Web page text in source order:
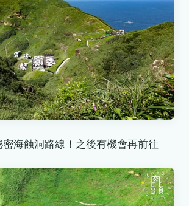
海蝕洞路線！之後有機會再前往